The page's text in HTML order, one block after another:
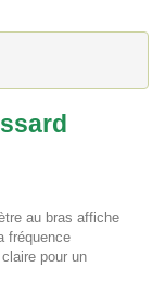
au bras affiche
fréquence
pour un